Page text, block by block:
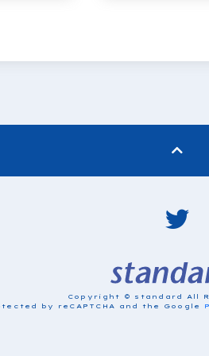
Copyright © standard All
by reCAPTCHA and the Google